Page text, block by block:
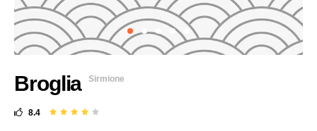
Broglia Sirmione
8.4